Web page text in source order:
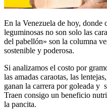
En la Venezuela de hoy, donde
leguminosas no son solo las
del pabellón» son la columna
sostenible y poderosa.
Si analizamos el costo por
las amadas caraotas, las
ganan la carrera por goleada y
Traen consigo un beneficio
la pancita.